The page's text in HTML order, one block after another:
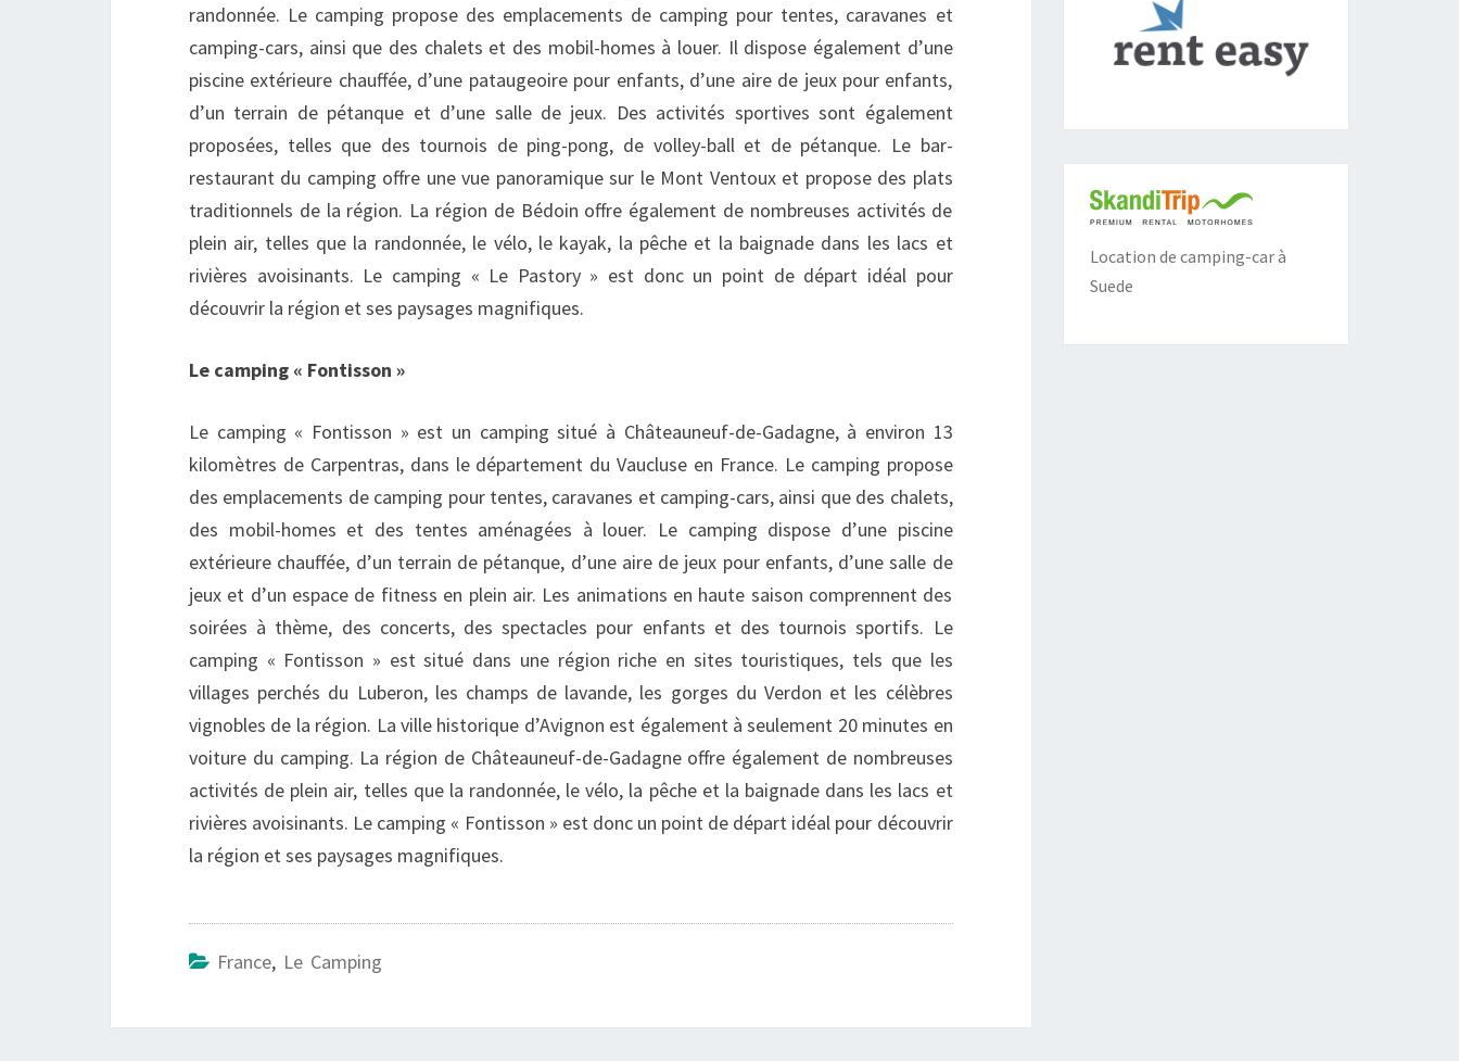
randonnée. Le camping propose des emplacements de camping pour tentes, caravanes et
camping-cars, ainsi que des chalets et des mobil-homes à louer. Il dispose également d’une
piscine extérieure chauffée, d’une pataugeoire pour enfants, d’une aire de jeux pour enfants,
d’un terrain de pétanque et d’une salle de jeux. Des activités sportives sont également
proposées, telles que des tournois de ping-pong, de volley-ball et de pétanque. Le bar-
restaurant du camping offre une vue panoramique sur le Mont Ventoux et propose des plats
traditionnels de la région. La région de Bédoin offre également de nombreuses activités de
plein air, telles que la randonnée, le vélo, le kayak, la pêche et la baignade dans les lacs et
rivières avoisinants. Le camping « Le Pastory » est donc un point de départ idéal pour
découvrir la région et ses paysages magnifiques.
Le camping « Fontisson »
Le camping « Fontisson » est un camping situé à Châteauneuf-de-Gadagne, à environ 13
kilomètres de Carpentras, dans le département du Vaucluse en France. Le camping propose
des emplacements de camping pour tentes, caravanes et camping-cars, ainsi que des chalets,
des mobil-homes et des tentes aménagées à louer. Le camping dispose d’une piscine
extérieure chauffée, d’un terrain de pétanque, d’une aire de jeux pour enfants, d’une salle de
jeux et d’un espace de fitness en plein air. Les animations en haute saison comprennent des
soirées à thème, des concerts, des spectacles pour enfants et des tournois sportifs. Le
camping « Fontisson » est situé dans une région riche en sites touristiques, tels que les
villages perchés du Luberon, les champs de lavande, les gorges du Verdon et les célèbres
vignobles de la région. La ville historique d’Avignon est également à seulement 20 minutes en
voiture du camping. La région de Châteauneuf-de-Gadagne offre également de nombreuses
activités de plein air, telles que la randonnée, le vélo, la pêche et la baignade dans les lacs et
rivières avoisinants. Le camping « Fontisson » est donc un point de départ idéal pour découvrir
la région et ses paysages magnifiques.
France, Le Camping
Location de camping-car à
Suede